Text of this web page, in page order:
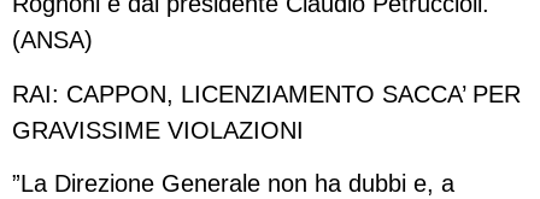
(ANSA)
RAI: CAPPON, LICENZIAMENTO SACCA’ PER
GRAVISSIME VIOLAZIONI
”La Direzione Generale non ha dubbi e, a